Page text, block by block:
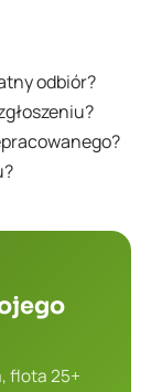
odbiór?
flota 25+